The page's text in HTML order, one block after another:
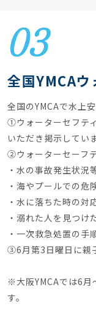
全国YMCA
全国のYMCAで水上
①ウォーターセフテ
いただき掲示していま
②ウォーターセーフ
・水の事故発生状況
・海やプールでの危
・水に落ちた時の対
・溺れた人を見つけ
・一次救急処置の手
③6月第3日曜日に親
※大阪YMCAでは6月
す。